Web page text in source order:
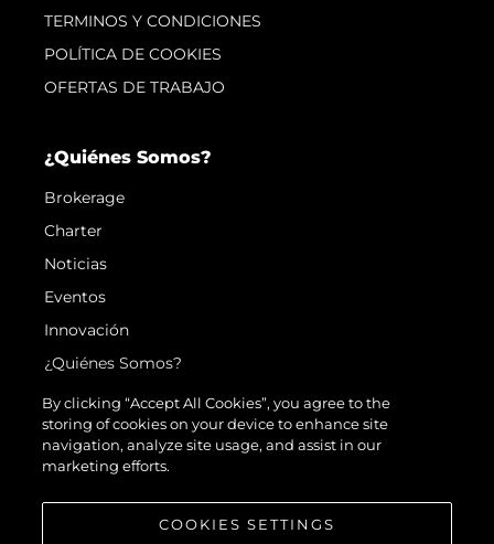
TERMINOS Y CONDICIONES
POLÍTICA DE COOKIES
OFERTAS DE TRABAJO
¿Quiénes Somos?
Brokerage
Charter
Noticias
Eventos
Innovación
¿Quiénes Somos?
El Equipo
Estilo De Vida
Historia
By clicking “Accept All Cookies”, you agree to the
storing of cookies on your device to enhance site
navigation, analyze site usage, and assist in our
marketing efforts.
COOKIES SETTINGS